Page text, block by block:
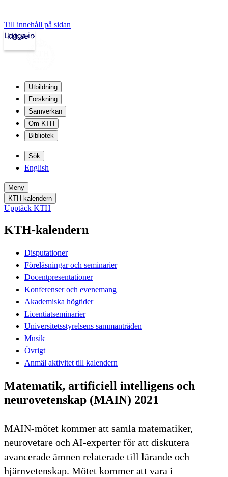
Till innehåll på sidan
kth.se
Logga in
Utbildning
Forskning
Samverkan
Om KTH
Bibliotek
Sök
English
Meny
KTH-kalendern
Upptäck KTH
KTH-kalendern
Disputationer
Föreläsningar och seminarier
Docentpresentationer
Konferenser och evenemang
Akademiska högtider
Licentiatseminarier
Universitetsstyrelsens sammanträden
Musik
Övrigt
Anmäl aktivitet till kalendern
Matematik, artificiell intelligens och
neurovetenskap (MAIN) 2021
MAIN-mötet kommer att samla matematiker,
neurovetare och AI-experter för att diskutera
avancerade ämnen relaterade till lärande och
hjärnvetenskap. Mötet kommer att vara i